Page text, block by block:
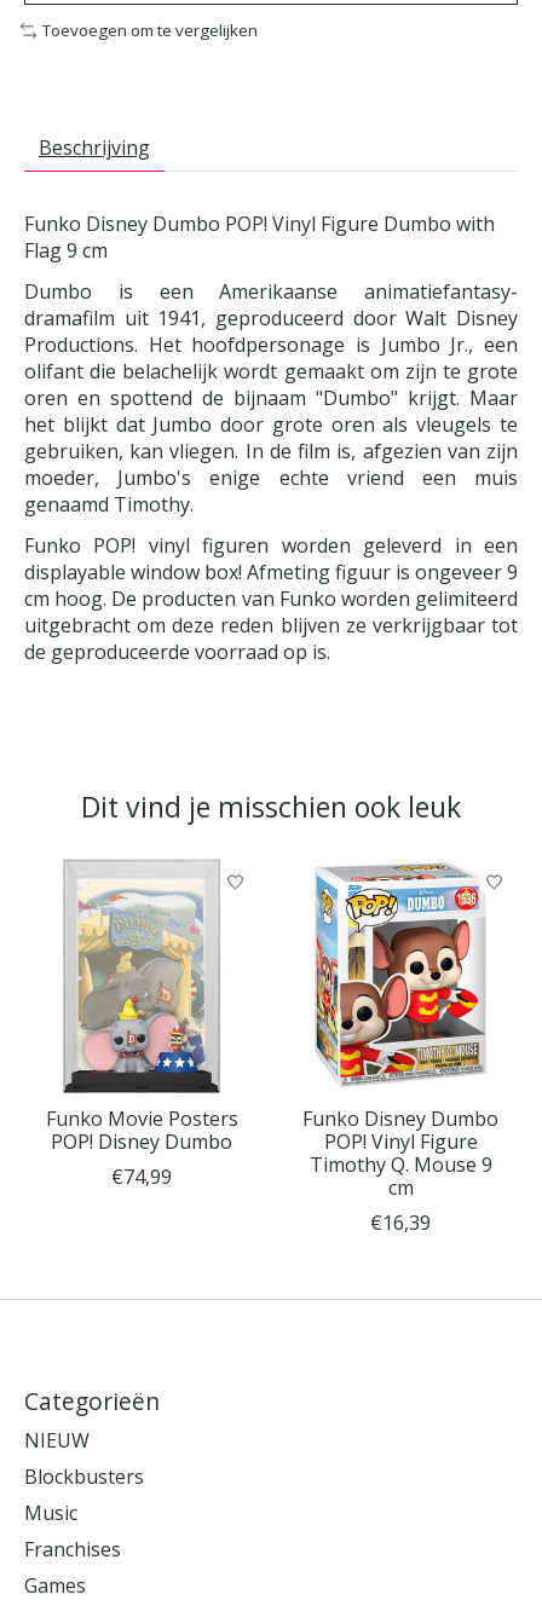
Toevoegen om te vergelijken
Beschrijving
Funko Disney Dumbo POP! Vinyl Figure Dumbo with
Flag 9 cm
Dumbo is een Amerikaanse animatiefantasy-
dramafilm uit 1941, geproduceerd door Walt Disney
Productions. Het hoofdpersonage is Jumbo Jr., een
olifant die belachelijk wordt gemaakt om zijn te grote
oren en spottend de bijnaam "Dumbo" krijgt. Maar
het blijkt dat Jumbo door grote oren als vleugels te
gebruiken, kan vliegen. In de film is, afgezien van zijn
moeder, Jumbo's enige echte vriend een muis
genaamd Timothy.
Funko POP! vinyl figuren worden geleverd in een
displayable window box! Afmeting figuur is ongeveer 9
cm hoog. De producten van Funko worden gelimiteerd
uitgebracht om deze reden blijven ze verkrijgbaar tot
de geproduceerde voorraad op is.
Dit vind je misschien ook leuk
Items van productcarrousel
Funko Movie Posters
POP! Disney Dumbo
€74,99
Funko Disney Dumbo
POP! Vinyl Figure
Timothy Q. Mouse 9
cm
€16,39
Categorieën
NIEUW
Blockbusters
Music
Franchises
Games